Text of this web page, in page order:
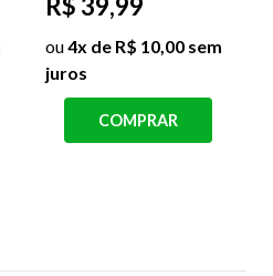
DARA
R$ 39,99
ou4x de R$ 10,00 sem
juros
COMPRAR